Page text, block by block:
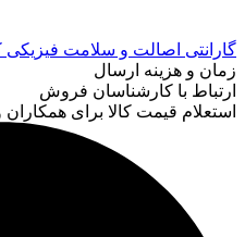
گارانتی اصالت و سلامت فیزیکی
زمان و هزینه ارسال
ارتباط با کارشناسان فروش
استعلام قیمت کالا برای همکاران